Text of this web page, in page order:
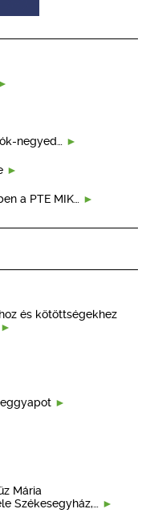
negyed…
a PTE MIK…
és kötöttségekhez
Mária
Székesegyház,…